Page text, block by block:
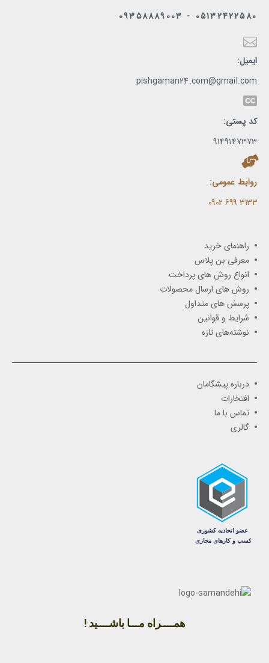
05132422580 - 09358889003
ایمیل:
pishgaman24.com@gmail.com
کد پستی:
9149147373
روابط عمومی:
3133 699 0902​
راهنمای خرید
معرفی بن پلاس
انواع روش های پرداخت
روش های ارسال محصولات
پرسش های متداول
شرایط و قوانین
نوشته‌های تازه
درباره پیشگامان
افتخارات
تماس با ما
گالری
همــــراه مـــا باشــــید !